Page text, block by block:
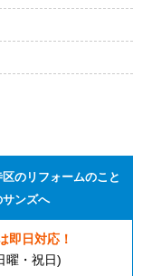
のリフォームのこと
ンズへ
即日対応！
・祝日)